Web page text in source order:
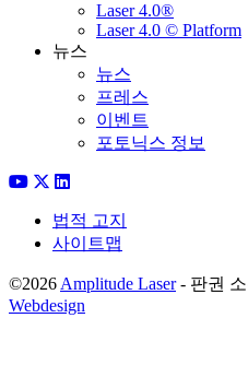
Laser 4.0®
Laser 4.0 © Platform
뉴스
뉴스
프레스
이벤트
포토닉스 정보
법적 고지
사이트맵
©2026Amplitude Laser- 판권
Webdesign